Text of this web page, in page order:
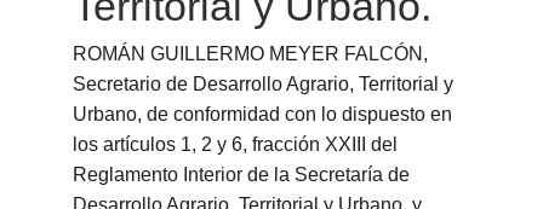
ROMÁN GUILLERMO MEYER FALCÓN,
Secretario de Desarrollo Agrario, Territorial y
Urbano, de conformidad con lo dispuesto en
los artículos 1, 2 y 6, fracción XXIII del
Reglamento Interior de la Secretaría de
Desarrollo Agrario, Territorial y Urbano, y